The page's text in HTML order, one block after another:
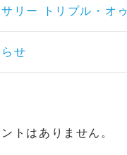
リー トリプル・オゥ
せ
トはありません。